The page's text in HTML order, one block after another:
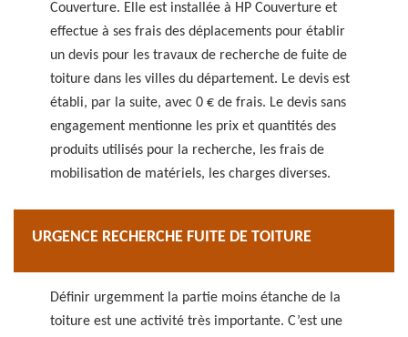
Couverture. Elle est installée à HP Couverture et
effectue à ses frais des déplacements pour établir
un devis pour les travaux de recherche de fuite de
toiture dans les villes du département. Le devis est
établi, par la suite, avec 0 € de frais. Le devis sans
engagement mentionne les prix et quantités des
produits utilisés pour la recherche, les frais de
mobilisation de matériels, les charges diverses.
URGENCE RECHERCHE FUITE DE TOITURE
Définir urgemment la partie moins étanche de la
toiture est une activité très importante. C’est une